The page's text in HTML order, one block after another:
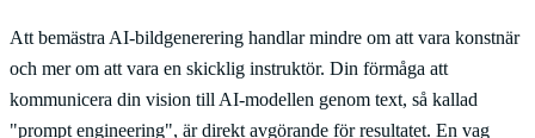
Att bemästra AI-bildgenerering handlar mindre om att vara konstnär
och mer om att vara en skicklig instruktör. Din förmåga att
kommunicera din vision till AI-modellen genom text, så kallad
"prompt engineering", är direkt avgörande för resultatet. En vag